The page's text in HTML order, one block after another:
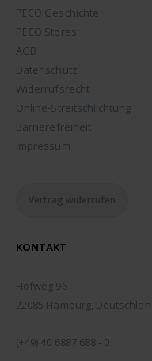
PECO Geschichte
PECO Stores
AGB
Datenschutz
Widerrufsrecht
Online-Streitschlichtung
Barrierefreiheit
Impressum
Vertrag widerrufen
KONTAKT
Hofweg 96
22085 Hamburg,
(+49) 40 6887 688 - 0